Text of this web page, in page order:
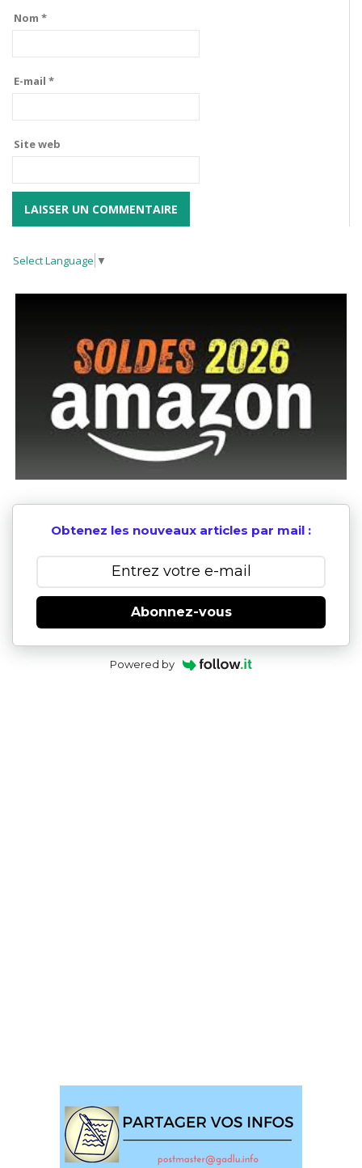
Nom *
E-mail *
Site web
Select Language ▼
Obtenez les nouveaux articles par mail :
Abonnez-vous
Powered by